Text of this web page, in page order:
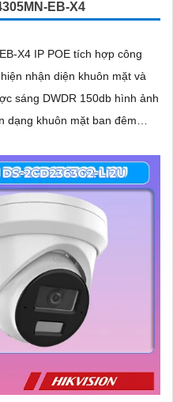
EB-X4
X4 IP POE tích hợp công
nhận diện khuôn mặt và
dạng khuôn mặt ban đêm